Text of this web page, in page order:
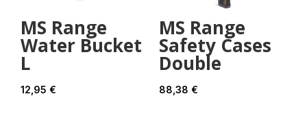
MS Range
Water Bucket
L
12,95 €
MS Range
Safety Cases
Double
88,38 €